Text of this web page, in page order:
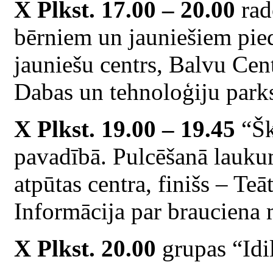
X Plkst. 17.00 – 20.00
bērniem un jauniešiem
jauniešu centrs, Balvu
Dabas un tehnoloģiju
X Plkst. 19.00 – 19.45
pavadībā. Pulcēšanā
atpūtas centra, finišs –
Informācija par brauciena
X Plkst. 20.00 grupas